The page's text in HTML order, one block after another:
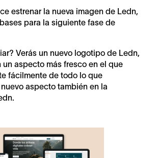
estrenar la nueva imagen de Ledn,
para la siguiente fase de
Verás un nuevo logotipo de Ledn,
un aspecto más fresco en el que
fácilmente de todo lo que
aspecto también en la